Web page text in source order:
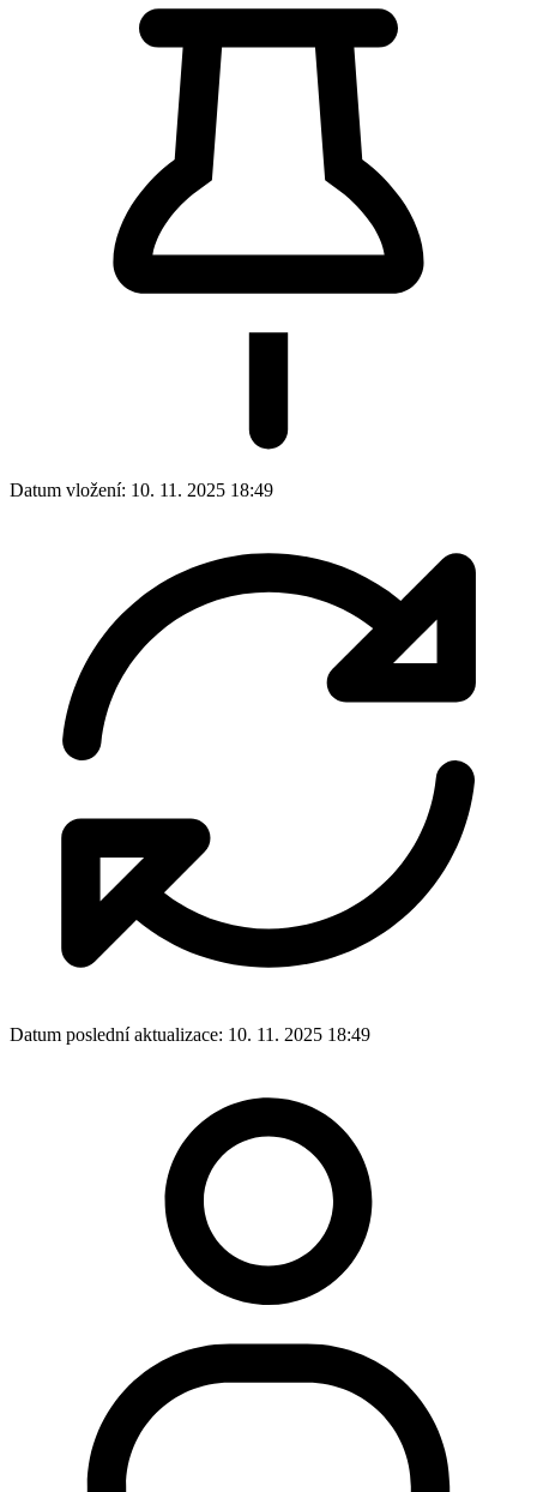
Datum vložení: 10. 11. 2025 18:49
Datum poslední aktualizace: 10. 11. 2025 18:49